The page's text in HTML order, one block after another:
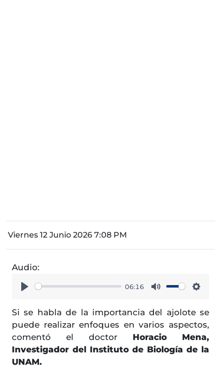
Viernes 12 Junio 2026 7:08 PM
Audio:
06:16
Si se habla de la importancia del ajolote se
puede realizar enfoques en varios aspectos,
comentó el doctor Horacio Mena,
Investigador del Instituto de Biología de la
UNAM.